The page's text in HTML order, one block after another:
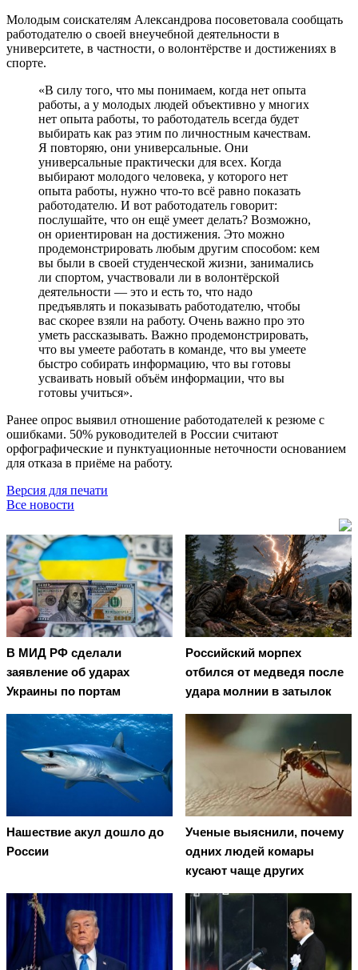
Молодым соискателям Александрова посоветовала сообщать
работодателю о своей внеучебной деятельности в
университете, в частности, о волонтёрстве и достижениях в
спорте.
«В силу того, что мы понимаем, когда нет опыта
работы, а у молодых людей объективно у многих
нет опыта работы, то работодатель всегда будет
выбирать как раз этим по личностным качествам.
Я повторяю, они универсальные. Они
универсальные практически для всех. Когда
выбирают молодого человека, у которого нет
опыта работы, нужно что-то всё равно показать
работодателю. И вот работодатель говорит:
послушайте, что он ещё умеет делать? Возможно,
он ориентирован на достижения. Это можно
продемонстрировать любым другим способом: кем
вы были в своей студенческой жизни, занимались
ли спортом, участвовали ли в волонтёрской
деятельности — это и есть то, что надо
предъявлять и показывать работодателю, чтобы
вас скорее взяли на работу. Очень важно про это
уметь рассказывать. Важно продемонстрировать,
что вы умеете работать в команде, что вы умеете
быстро собирать информацию, что вы готовы
усваивать новый объём информации, что вы
готовы учиться».
Ранее опрос выявил отношение работодателей к резюме с
ошибками. 50% руководителей в России считают
орфографические и пунктуационные неточности основанием
для отказа в приёме на работу.
Версия для печати
Все новости
В МИД РФ сделали
заявление об ударах
Украины по портам
Российский морпех
отбился от медведя после
удара молнии в затылок
Нашествие акул дошло до
России
Ученые выяснили, почему
одних людей комары
кусают чаще других